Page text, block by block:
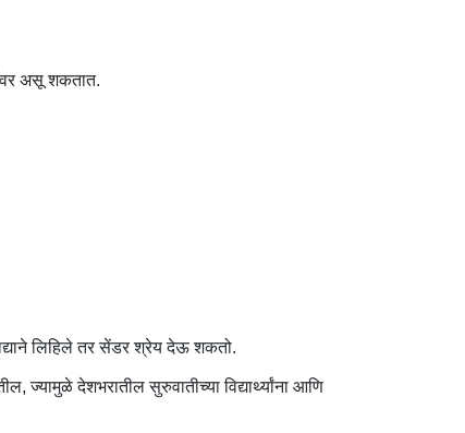
असू शकतात.
लिहिले तर सेंडर श्रेय देऊ शकतो.
देशभरातील सुरुवातीच्या विद्यार्थ्यांना आणि